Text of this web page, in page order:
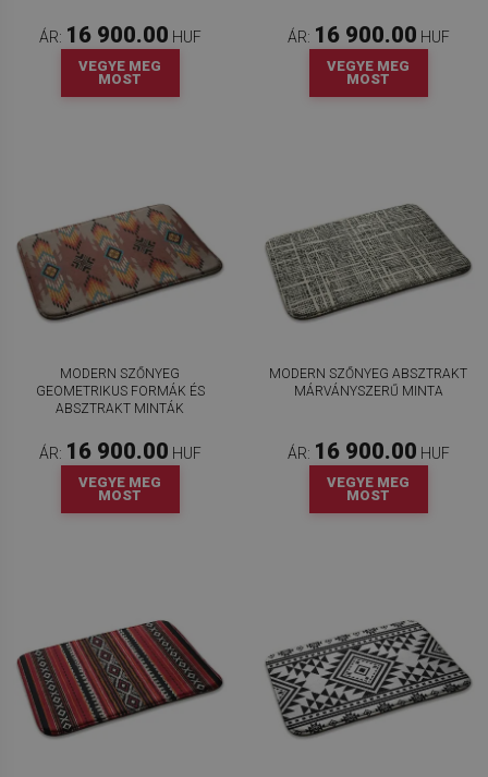
ÁR: 16 900.00 HUF
VEGYE MEG
MOST
ÁR: 16 900.00 HUF
VEGYE MEG
MOST
MODERN SZŐNYEG
GEOMETRIKUS FORMÁK ÉS
ABSZTRAKT MINTÁK
ÁR: 16 900.00 HUF
VEGYE MEG
MOST
MODERN SZŐNYEG ABSZTRAKT
MÁRVÁNYSZERŰ MINTA
ÁR: 16 900.00 HUF
VEGYE MEG
MOST